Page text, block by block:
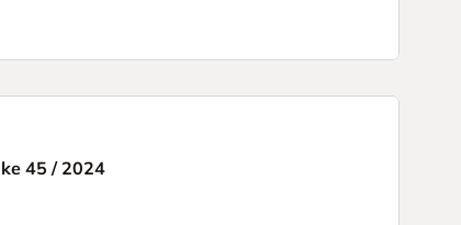
45 / 2024